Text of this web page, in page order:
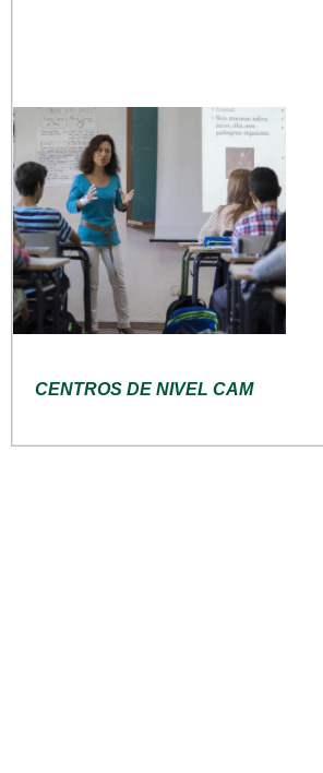
CENTROS DE NIVEL CAM